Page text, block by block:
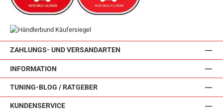
ZAHLUNGS- UND VERSANDARTEN
INFORMATION
TUNING-BLOG / RATGEBER
KUNDENSERVICE